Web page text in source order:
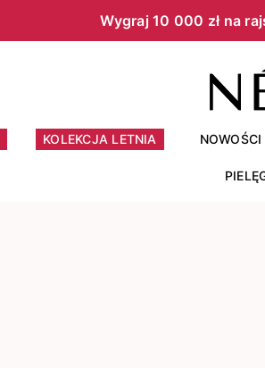
Wygraj 10 000 zł na
KOLEKCJA LETNIA NOWOŚCI